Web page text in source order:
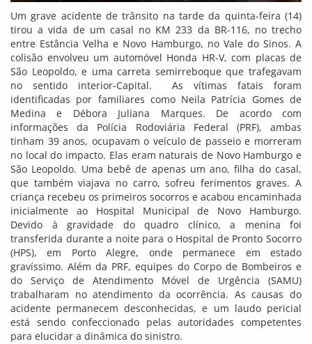
Um grave acidente de trânsito na tarde da quinta-feira (14)
tirou a vida de um casal no KM 233 da BR-116, no trecho
entre Estância Velha e Novo Hamburgo, no Vale do Sinos. A
colisão envolveu um automóvel Honda HR-V, com placas de
São Leopoldo, e uma carreta semirreboque que trafegavam
no sentido interior-Capital. As vítimas fatais foram
identificadas por familiares como Neila Patrícia Gomes de
Medina e Débora Juliana Marques. De acordo com
informações da Polícia Rodoviária Federal (PRF), ambas
tinham 39 anos, ocupavam o veículo de passeio e morreram
no local do impacto. Elas eram naturais de Novo Hamburgo e
São Leopoldo. Uma bebê de apenas um ano, filha do casal,
que também viajava no carro, sofreu ferimentos graves. A
criança recebeu os primeiros socorros e acabou encaminhada
inicialmente ao Hospital Municipal de Novo Hamburgo.
Devido à gravidade do quadro clínico, a menina foi
transferida durante a noite para o Hospital de Pronto Socorro
(HPS), em Porto Alegre, onde permanece em estado
gravíssimo. Além da PRF, equipes do Corpo de Bombeiros e
do Serviço de Atendimento Móvel de Urgência (SAMU)
trabalharam no atendimento da ocorrência. As causas do
acidente permanecem desconhecidas, e um laudo pericial
está sendo confeccionado pelas autoridades competentes
para elucidar a dinâmica do sinistro.